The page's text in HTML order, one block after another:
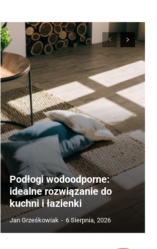
Podłogi wodoodporne:
idealne rozwiązanie do
kuchni i łazienki
Jan Grześkowiak - 6 Sierpnia, 2026